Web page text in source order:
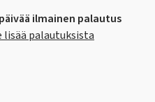
ilmainen palautus
lisää palautuksista